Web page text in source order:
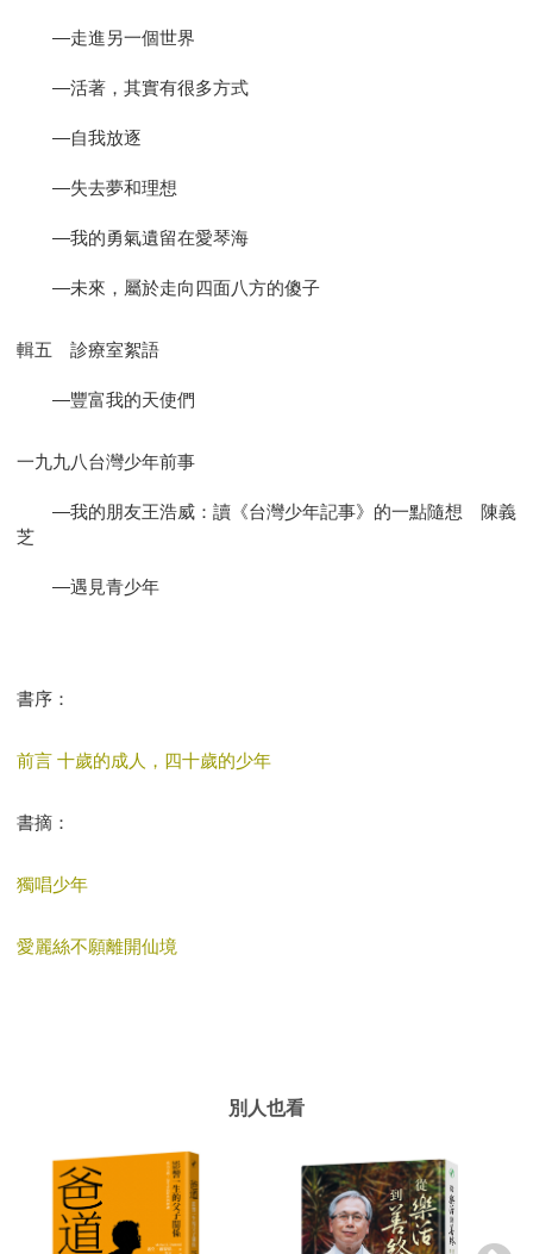
—走進另一個世界
—活著，其實有很多方式
—自我放逐
—失去夢和理想
—我的勇氣遺留在愛琴海
—未來，屬於走向四面八方的傻子
輯五 診療室絮語
—豐富我的天使們
一九九八台灣少年前事
—我的朋友王浩威：讀《台灣少年記事》的一點隨想 陳義
芝
—遇見青少年
書序：
前言 十歲的成人，四十歲的少年
書摘：
獨唱少年
愛麗絲不願離開仙境
別人也看